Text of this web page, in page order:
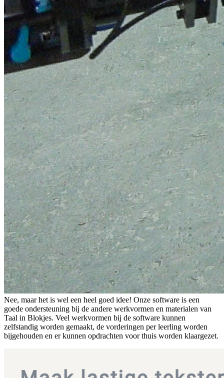
Nee, maar het is wel een heel goed idee! Onze software is een
goede ondersteuning bij de andere werkvormen en materialen van
Taal in Blokjes. Veel werkvormen bij de software kunnen
zelfstandig worden gemaakt, de vorderingen per leerling worden
bijgehouden en er kunnen opdrachten voor thuis worden klaargezet.